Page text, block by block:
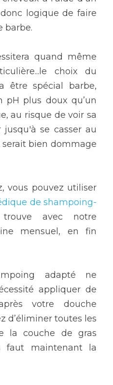
logique de faire
barbe.
quand même
choix du
être spécial barbe,
pH plus doux qu’un
au risque de voir sa
jusqu'à se casser au
serait bien dommage
vous pouvez utiliser
de shampoing-
avec notre
mensuel, en fin
adapté ne
appliquer de
votre douche
d’éliminer toutes les
la couche de gras
faut maintenant la